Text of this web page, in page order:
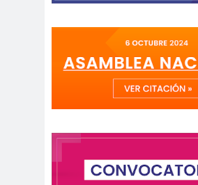
protestan
n
ata
cidh
Circulo de
Periodistas
Claudio
Broitman
Club de Pequeños Súper